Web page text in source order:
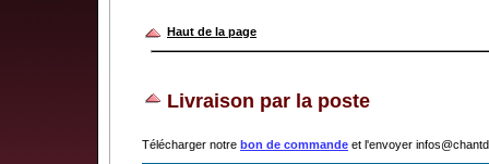
Haut de la page
Livraison par la poste
Télécharger notre bon de commande et l'envoyer